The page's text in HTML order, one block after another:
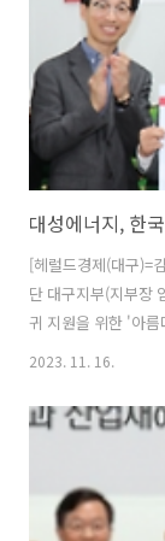
원문출처: 헤럴드경
대성에너지, 한
[헤럴드경제(대구)=
단 대구지부(지부장
귀 지원을 위한 '아
후원금은 법무보호
비, 생활용품 구입
학업지원, 직업훈
원기업으로 처음
사회정착과 효율적
을 6년째 계속 이어
2023. 11. 16.